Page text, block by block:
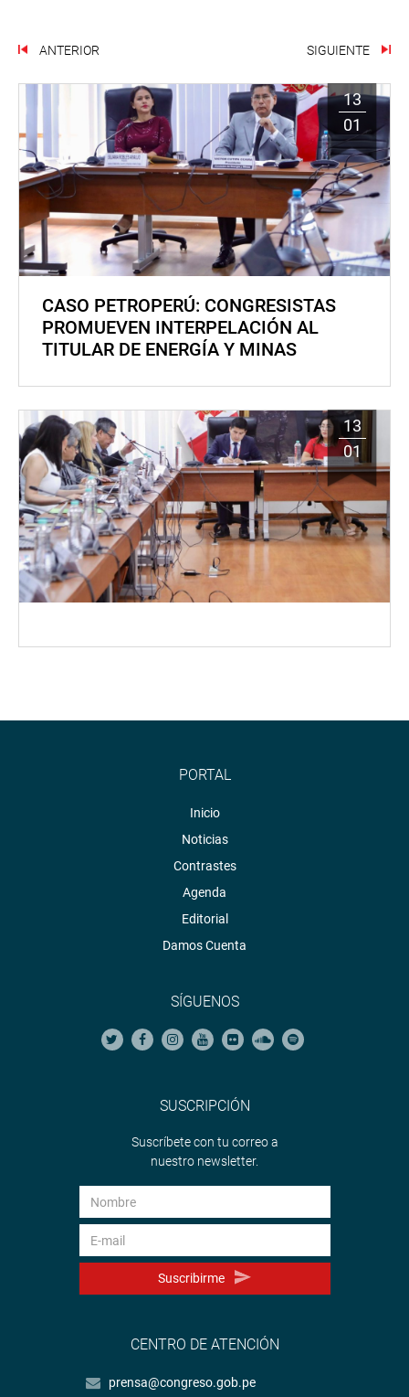
ANTERIOR SIGUIENTE
13
01
CASO PETROPERÚ: CONGRESISTAS
PROMUEVEN INTERPELACIÓN AL
TITULAR DE ENERGÍA Y MINAS
13
01
PORTAL
Inicio
Noticias
Contrastes
Agenda
Editorial
Damos Cuenta
SÍGUENOS
SUSCRIPCIÓN
Suscríbete con tu correo a
nuestro newsletter.
Suscribirme
CENTRO DE ATENCIÓN
prensa@congreso.gob.pe